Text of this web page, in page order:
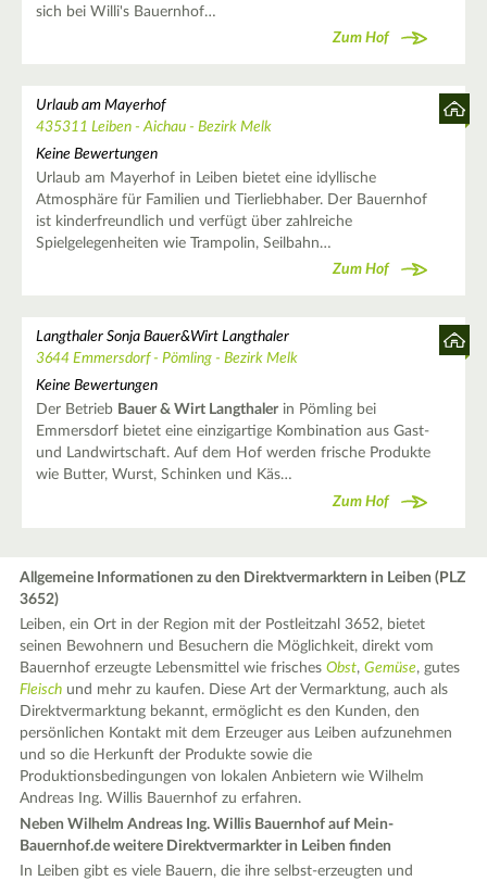
sich bei Willi's Bauernhof…
Zum Hof
Urlaub am Mayerhof
435311 Leiben - Aichau - Bezirk Melk
Keine Bewertungen
Urlaub am Mayerhof in Leiben bietet eine idyllische
Atmosphäre für Familien und Tierliebhaber. Der Bauernhof
ist kinderfreundlich und verfügt über zahlreiche
Spielgelegenheiten wie Trampolin, Seilbahn…
Zum Hof
Langthaler Sonja Bauer&Wirt Langthaler
3644 Emmersdorf - Pömling - Bezirk Melk
Keine Bewertungen
Der Betrieb Bauer & Wirt Langthalerin Pömling bei
Emmersdorf bietet eine einzigartige Kombination aus Gast-
und Landwirtschaft. Auf dem Hof werden frische Produkte
wie Butter, Wurst, Schinken und Käs…
Zum Hof
Allgemeine Informationen zu den Direktvermarktern in Leiben (PLZ
3652)
Leiben, ein Ort in der Region mit der Postleitzahl 3652, bietet
seinen Bewohnern und Besuchern die Möglichkeit, direkt vom
Bauernhof erzeugte Lebensmittel wie frischesObst,Gemüse, gutes
Fleisch und mehr zu kaufen. Diese Art der Vermarktung, auch als
Direktvermarktung bekannt, ermöglicht es den Kunden, den
persönlichen Kontakt mit dem Erzeuger aus Leiben aufzunehmen
und so die Herkunft der Produkte sowie die
Produktionsbedingungen von lokalen Anbietern wie Wilhelm
Andreas Ing. Willis Bauernhof zu erfahren.
Neben Wilhelm Andreas Ing. Willis Bauernhof auf Mein-
Bauernhof.de weitere Direktvermarkter in Leiben finden
In Leiben gibt es viele Bauern, die ihre selbst-erzeugten und